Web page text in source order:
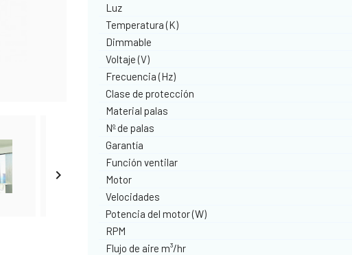

Luz
Temperatura (K)
Dimmable
Voltaje (V)
Frecuencia (Hz)
Clase de protección
Material palas
Nº de palas
Garantía
Función ventilar
Motor
Velocidades
Potencia del motor (W)
RPM
Flujo de aire m³/hr